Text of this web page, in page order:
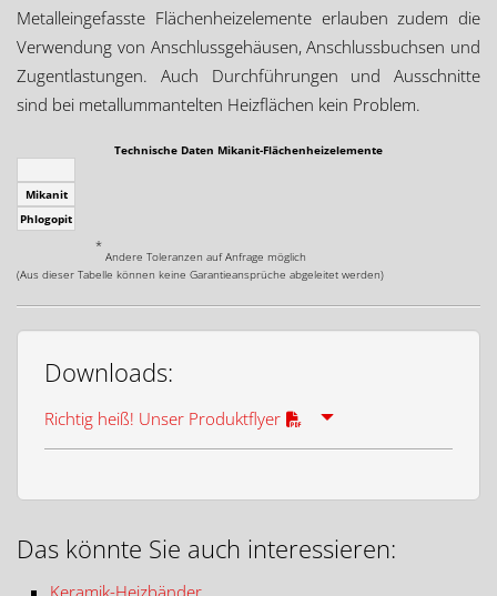
Metalleingefasste Flächenheizelemente erlauben zudem die
Verwendung von Anschlussgehäusen, Anschlussbuchsen und
Zugentlastungen. Auch Durchführungen und Ausschnitte
sind bei metallummantelten Heizflächen kein Problem.
Technische Daten Mikanit-Flächenheizelemente
Mikanit
Phlogopit
*
Andere Toleranzen auf Anfrage möglich
(Aus dieser Tabelle können keine Garantieansprüche abgeleitet werden)
Downloads:
Richtig heiß! Unser Produktflyer
Das könnte Sie auch interessieren:
Keramik-Heizbänder